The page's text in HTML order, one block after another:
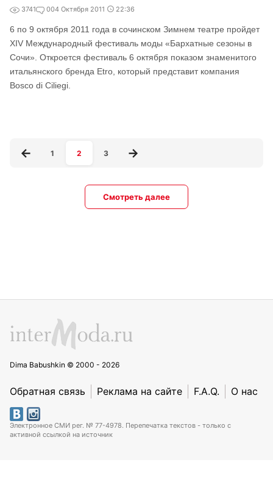
3741 004 Октября 2011 22:36
6 по 9 октября 2011 года в сочинском Зимнем театре пройдет
XIV Международный фестиваль моды «Бархатные сезоны в
Сочи». Откроется фестиваль 6 октября показом знаменитого
итальянского бренда Etro, который представит компания
Bosco di Ciliegi.
1 2 3
Смотреть далее
Dima Babushkin © 2000 - 2026
Обратная связь Реклама на сайте F.A.Q. О нас
Электронное СМИ рег. № 77-4978. Перепечатка текстов - только с
активной ссылкой на источник